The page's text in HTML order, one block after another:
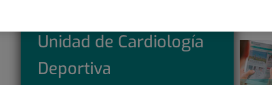
Unidad de Cardiología
Deportiva